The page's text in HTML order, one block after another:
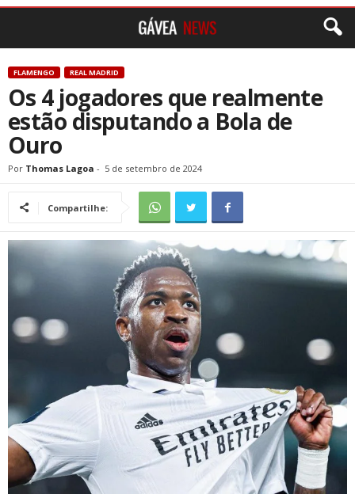
FLAMENGO REAL MADRID
Os 4 jogadores que realmente
estão disputando a Bola de
Ouro
Por Thomas Lagoa - 5 de setembro de 2024
Compartilhe: